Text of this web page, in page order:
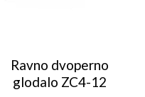
Ravno dvoperno
glodalo ZC4-12